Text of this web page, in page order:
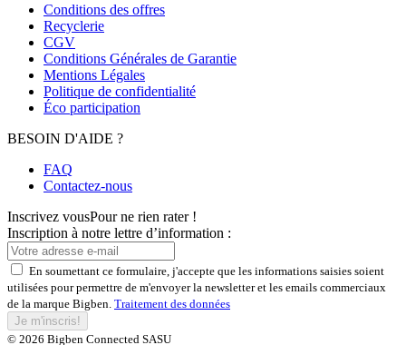
Conditions des offres
Recyclerie
CGV
Conditions Générales de Garantie
Mentions Légales
Politique de confidentialité
Éco participation
BESOIN D'AIDE ?
FAQ
Contactez-nous
Inscrivez vousPour ne rien rater !
Inscription à notre lettre d’information :
En soumettant ce formulaire, j'accepte que les informations saisies soient
utilisées pour permettre de m'envoyer la newsletter et les emails commerciaux
de la marque Bigben. Traitement des données
Je m'inscris!
© 2026 Bigben Connected SASU